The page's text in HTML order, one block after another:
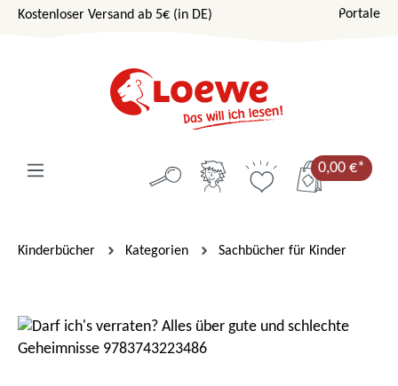
Zum Hauptinhalt springen
Kostenloser Versand ab 5€ (in DE) Portale
0,00 €*
Kinderbücher Kategorien Sachbücher für Kinder
Bildergalerie überspringen